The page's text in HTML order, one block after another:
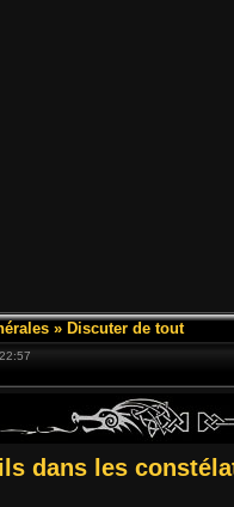
» Discuter de tout
dans les